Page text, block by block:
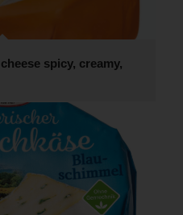
spicy, creamy,